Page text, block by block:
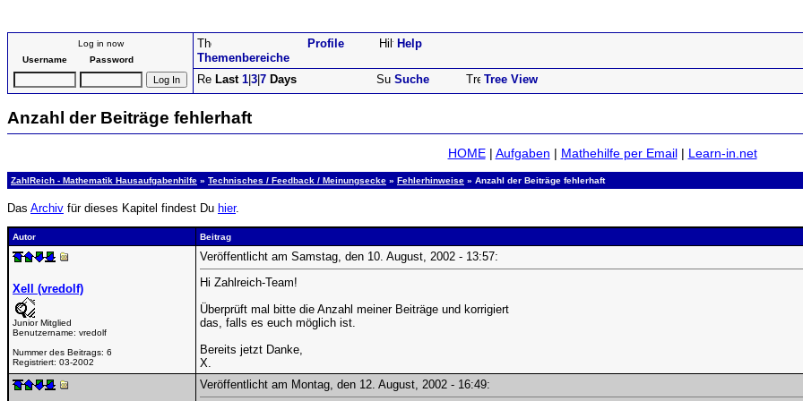
Log in now
Username
Password Themenbereiche
Profile Help
Last 1 3 7 Days Suche Tree View
Anzahl der Beiträge fehlerhaft
HOME| Aufgaben | Mathehilfe per Email| Learn-in.net
ZahlReich - Mathematik Hausaufgabenhilfe » Technisches / Feedback / Meinungsecke » Fehlerhinweise » Anzahl der Beiträge fehlerhaft
Das Archiv für dieses Kapitel findest Du hier.
Autor Beitrag
Xell (vredolf)
Junior Mitglied
Benutzername: vredolf
Nummer des Beitrags: 6
Registriert: 03-2002
Veröffentlicht am Samstag, den 10. August, 2002 - 13:57:
Hi Zahlreich-Team!
Überprüft mal bitte die Anzahl meiner Beiträge und korrigiert
das, falls es euch möglich ist.
Bereits jetzt Danke,
X.
Veröffentlicht am Montag, den 12. August, 2002 - 16:49: